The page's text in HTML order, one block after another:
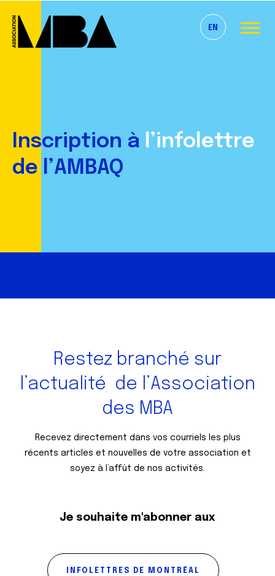
EN
Inscription à l’infolettre
de l’AMBAQ
Restez branché sur
l’actualité de l’Association
des MBA
Recevez directement dans vos courriels les plus
récents articles et nouvelles de votre association et
soyez à l’affût de nos activités.
Je souhaite m'abonner aux
INFOLETTRES DE MONTRÉAL